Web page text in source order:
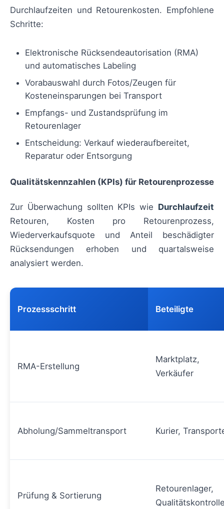
Durchlaufzeiten und Retourenkosten. Empfohlene
Schritte:
Elektronische Rücksendeautorisation (RMA)
und automatisches Labeling
Vorabauswahl durch Fotos/Zeugen für
Kosteneinsparungen bei Transport
Empfangs- und Zustandsprüfung im
Retourenlager
Entscheidung: Verkauf wiederaufbereitet,
Reparatur oder Entsorgung
Qualitätskennzahlen (KPIs) für Retourenprozesse
Zur Überwachung sollten KPIs wie Durchlaufzeit
Retouren, Kosten pro Retourenprozess,
Wiederverkaufsquote und Anteil beschädigter
Rücksendungen erhoben und quartalsweise
analysiert werden.
Prozessschritt Beteiligte
RMA-Erstellung
Marktplatz,
Verkäufer
Abholung/Sammeltransport Kurier,
Prüfung & Sortierung
Retourenlager,